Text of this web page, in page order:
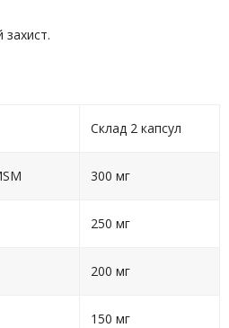
захист.
Склад 2 капсул
300 мг
250 мг
200 мг
150 мг